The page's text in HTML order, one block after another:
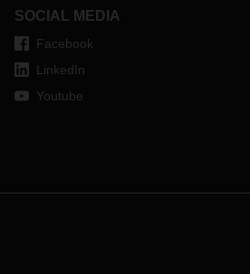
SOCIAL MEDIA
Facebook
LinkedIn
Youtube